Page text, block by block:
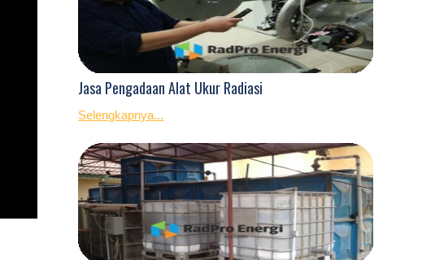
Jasa Pengadaan Alat Ukur Radiasi
Selengkapnya...